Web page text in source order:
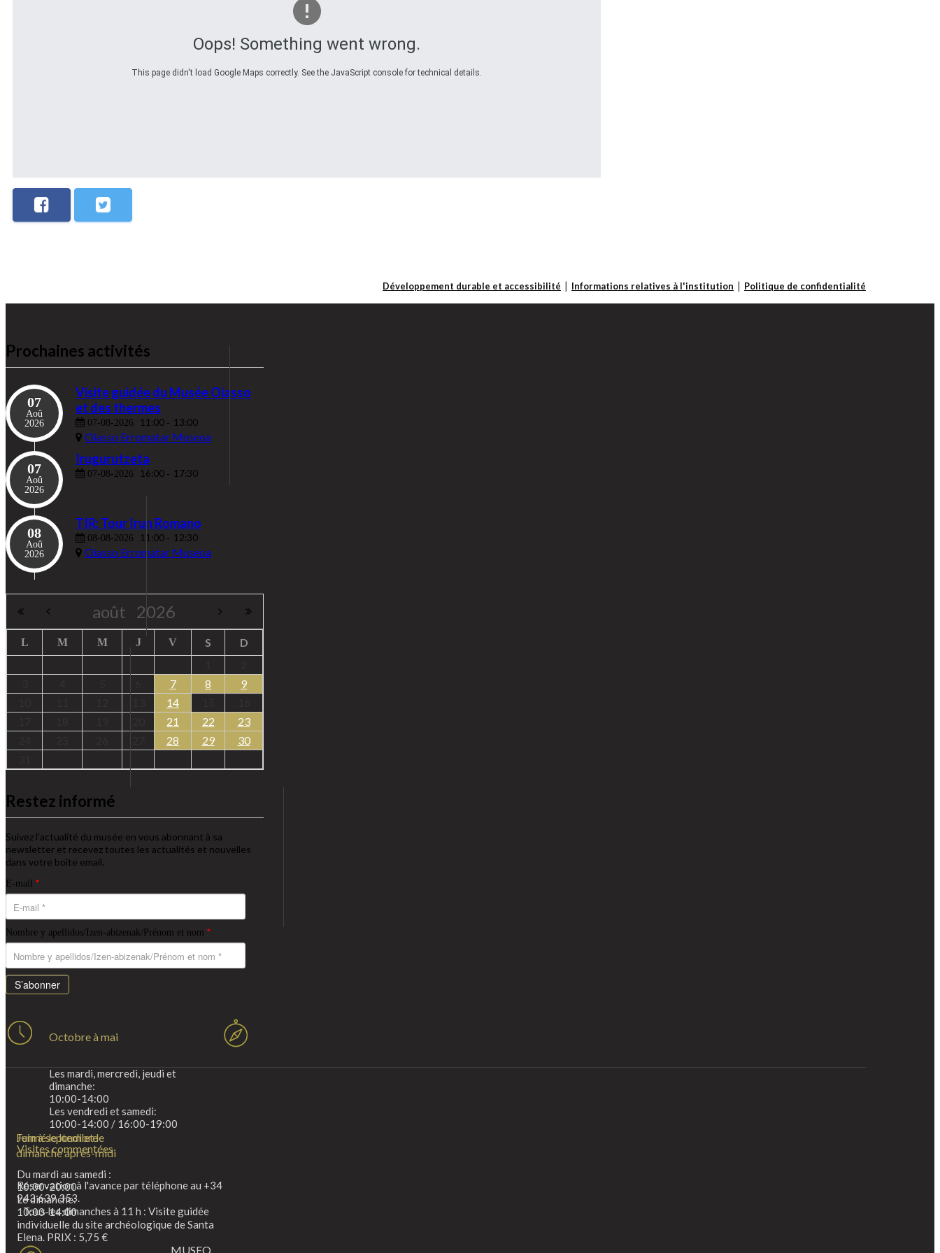
Oops! Something went wrong.
This page didn't load Google Maps correctly. See the JavaScript console for technical details.
Prochaines activités
07
Aoû
2026
Visite guidée du Musée Oiasso
et des thermes
07-08-2026 11:00 - 13:00
Oiasso Erromatar Museoa
07
Aoû
2026
Irugurutzeta
07-08-2026 16:00 - 17:30
08
Aoû
2026
TIR: Tour Irun Romano
08-08-2026 11:00 - 12:30
Oiasso Erromatar Museoa
août 2026
L M M J V S
D
7 8
9
14
21 22
23
28 29
30
Restez informé
Suivez l'actualité du musée en vous abonnant à sa
newsletter et recevez toutes les actualités et nouvelles
dans votre boîte email.
E-mail *
Nombre y apellidos/Izen-abizenak/Prénom et nom *
S’abonner
Développement durable et accessibilité Informations relatives à l'institution Politique de confidentialité
Octobre à mai
Les mardi, mercredi, jeudi et
dimanche:
10:00-14:00
Les vendredi et samedi:
10:00-14:00 / 16:00-19:00
Juin à septembre
Du mardi au samedi :
10:00-20:00
Le dimanche:
10:00-14:00
Fermé le lundi et le
dimanche après-midi
Visites commentées
Réservation à l'avance par téléphone au +34
943 639 353.
Tous les dimanches à 11 h : Visite guidée
individuelle du site archéologique de Santa
Elena. PRIX : 5,75 €
MUSEO